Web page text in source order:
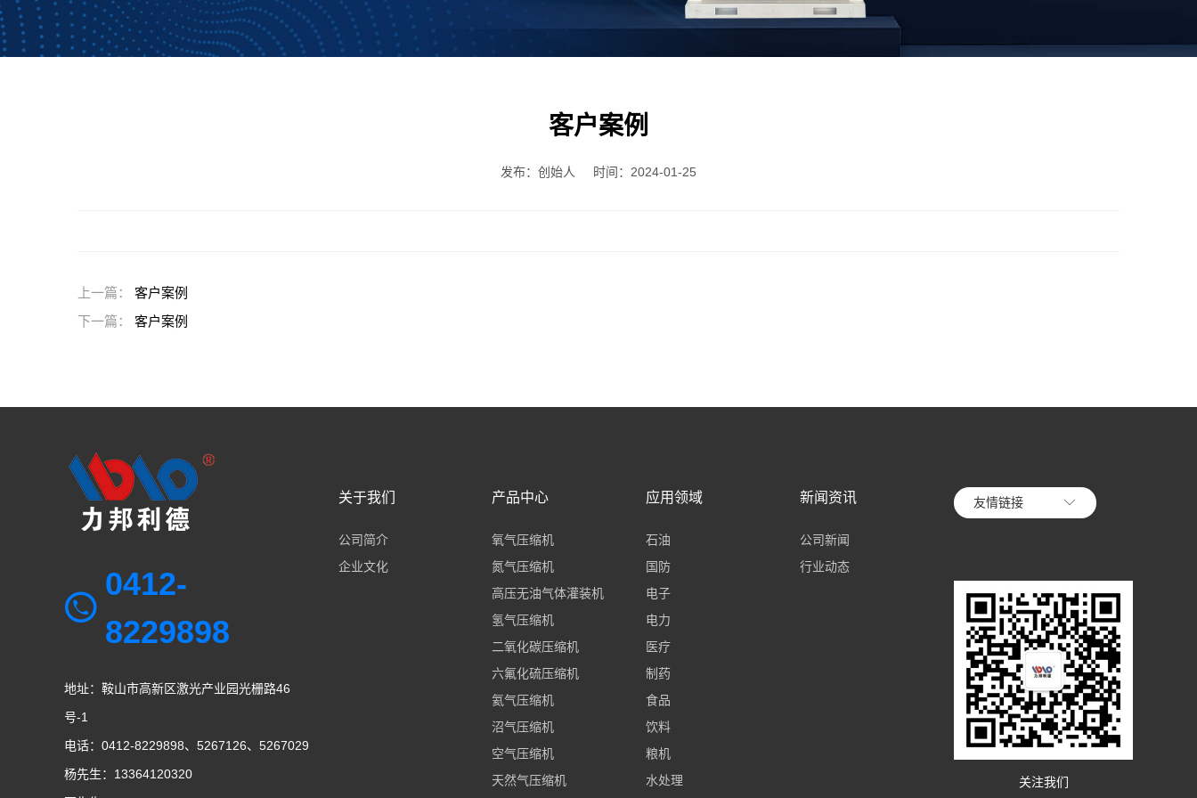
客户案例
发布：创始人 时间：2024-01-25
上一篇： 客户案例
下一篇： 客户案例
0412-
8229898
地址：鞍山市高新区激光产业园光栅路46
号-1
电话：0412-8229898、5267126、5267029
杨先生：13364120320
关于我们
公司简介
企业文化
产品中心
氧气压缩机
氮气压缩机
高压无油气体灌装机
氢气压缩机
二氧化碳压缩机
六氟化硫压缩机
氦气压缩机
沼气压缩机
空气压缩机
天然气压缩机
应用领域
石油
国防
电子
电力
医疗
制药
食品
饮料
粮机
水处理
新闻资讯
公司新闻
行业动态
友情链接
关注我们